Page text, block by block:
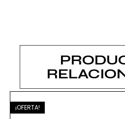
¡OFERTA!